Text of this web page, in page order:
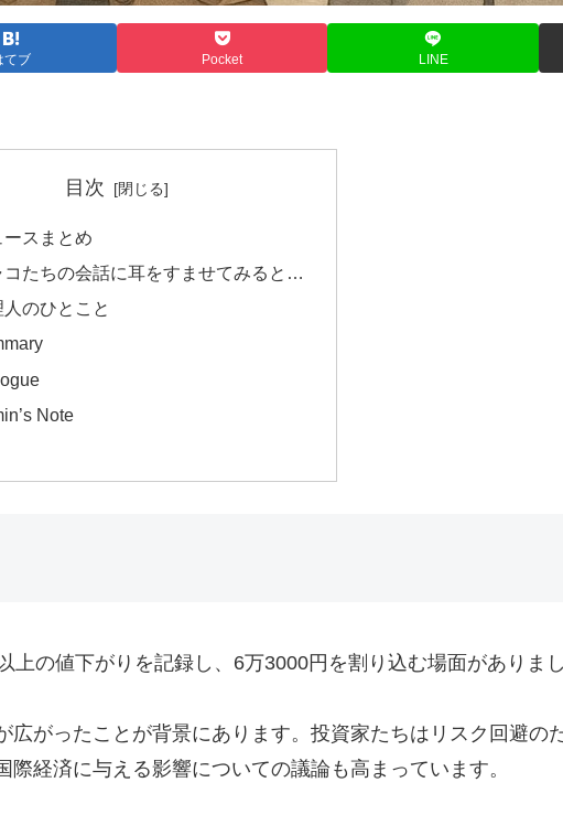
てブ Pocket LINE
目次
ースまとめ
コたちの会話に耳をすませてみると…
人のひとこと
Note
の値下がりを記録し、6万3000円を割り込む場面がありまし
がったことが背景にあります。投資家たちはリスク回避の
経済に与える影響についての議論も高まっています。